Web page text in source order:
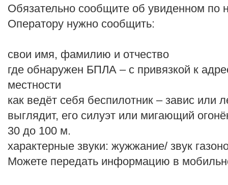
Обязательно сообщите об увиденном по
Оператору нужно сообщить:
свои имя, фамилию и отчество
где обнаружен БПЛА – с привязкой к
местности
как ведёт себя беспилотник – завис или
выглядит, его силуэт или мигающий
30 до 100 м.
характерные звуки: жужжание/ звук
Можете передать информацию в